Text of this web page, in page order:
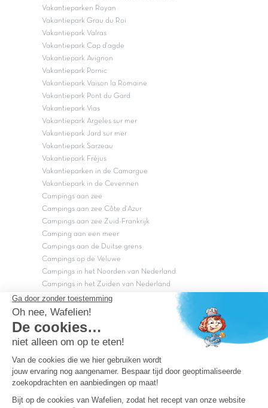
Vakantieparken Royan
Vakantiepark Grau du Roi
Vakantiepark Valras
Vakantiepark Cap d'agde
Vakantiepark Avignon
Vakantiepark Pornic
Vakantiepark Vaison la Romaine
Vakantiepark Pont du Gard
Vakantiepark Vias
Vakantiepark Argeles sur mer
Vakantiepark Jard sur mer
Vakantiepark Sarzeau
Vakantiepark Fréjus
Vakantieparken in de Camargue
Vakantiepark in de Cevennen
Campings aan zee
Campings aan zee Côte d'Azur
Campings aan zee Zuid-Frankrijk
Camping aan een meer
Campings aan de Duitse grens
Campings op de Veluwe
Campings in het Noorden van Nederland
Campings in het Zuiden van Nederland
Copyright Capfun 2026 ©
Bij Capfun solliciteren
Veelgestelde vragen
Dutchbox Vakantiepark
Superdeals
Capfun in de media
Carabouille.nl
Wettelijke bepalingen